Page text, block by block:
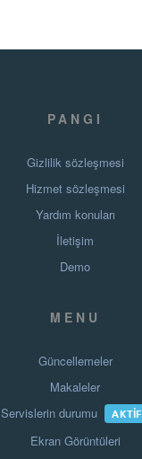
PANGI
Gizlilik sözleşmesi
Hizmet sözleşmesi
Yardım konuları
İletişim
Demo
MENU
Güncellemeler
Makaleler
Servislerin durumu
AKTIF
Ekran Görüntüleri